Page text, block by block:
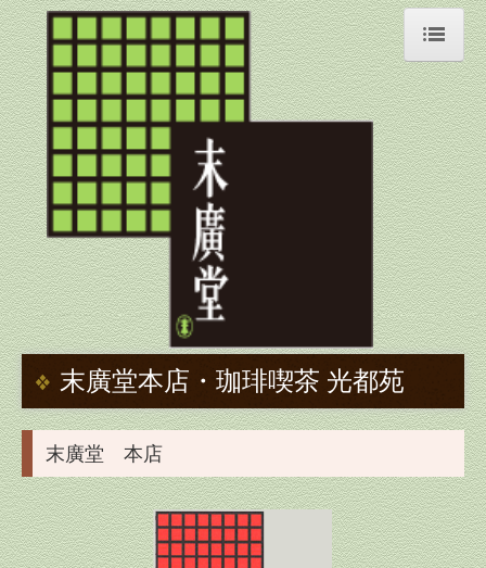
HOME
末廣堂本店
珈琲喫茶 光都苑
商品のご案内
羊羹
最中
饅頭
季節菓子
クッキー
珈琲豆
光都苑限定商品
末廣堂本店・珈琲喫茶 光都苑
末廣堂 本店